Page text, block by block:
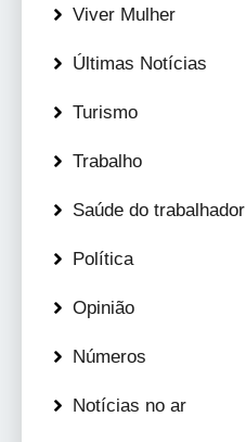
Viver Mulher
Últimas Notícias
Turismo
Trabalho
Saúde do trabalhador
Política
Opinião
Números
Notícias no ar